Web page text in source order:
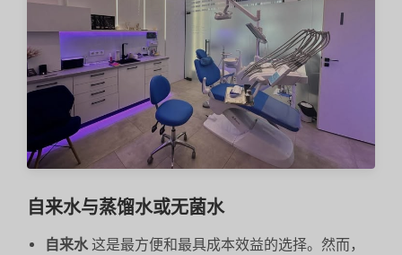
自来水与蒸馏水或无菌水
自来水这是最方便和最具成本效益的选择。然而，